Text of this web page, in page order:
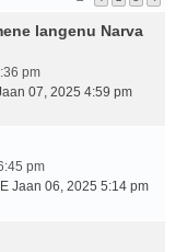
langenu Narva
pm
07, 2025 4:59 pm
pm
E Jaan 06, 2025 5:14 pm